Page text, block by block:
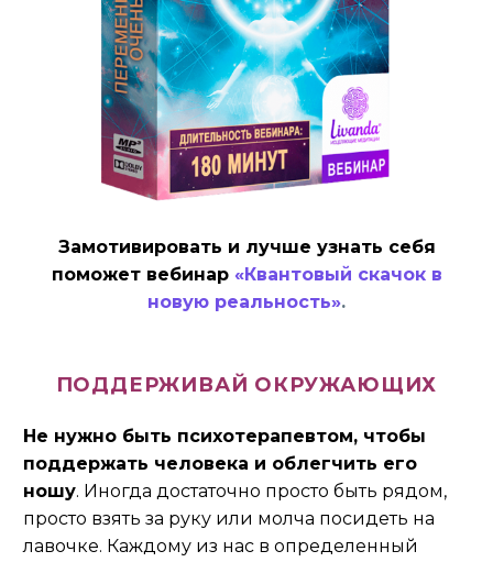
Замотивировать и лучше узнать себя
поможет вебинар «Квантовый скачок в
новую реальность».
ПОДДЕРЖИВАЙ ОКРУЖАЮЩИХ
Не нужно быть психотерапевтом, чтобы
поддержать человека и облегчить его
ношу. Иногда достаточно просто быть рядом,
просто взять за руку или молча посидеть на
лавочке. Каждому из нас в определенный